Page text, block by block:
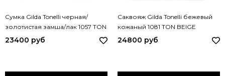
Сумка Gilda Tonelli черная/
золотистая замша/лак 1057 TON
ORO
23400 руб
Саквояж Gilda Tonelli бежевый
кожаный 1081 TON BEIGE
24800 руб